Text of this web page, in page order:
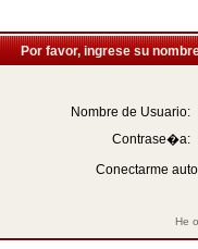
Por favor, ingrese su
Nombre de Usuario:
Contrase�a:
Conectarme
He